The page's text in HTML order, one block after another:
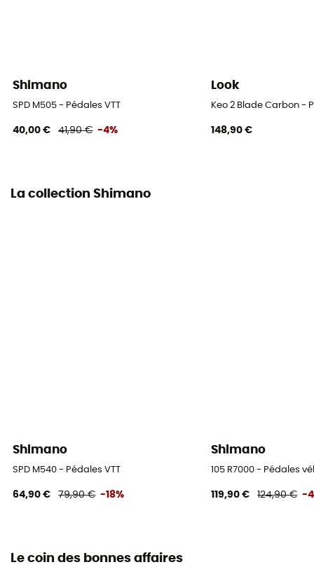
Shimano
SPD M505 - Pédales VTT
40,00 € 41,90 € -4%
Look
Keo 2 Blade Carbon -
148,90 €
La collection Shimano
Shimano
SPD M540 - Pédales VTT
64,90 € 79,90 € -18%
Shimano
105 R7000 - Pédales
119,90 € 124,90 € -
Le coin des bonnes affaires